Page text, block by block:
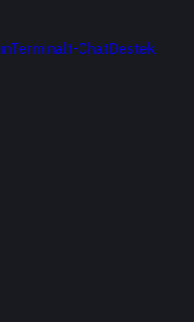
Terminalt-ChatDestek